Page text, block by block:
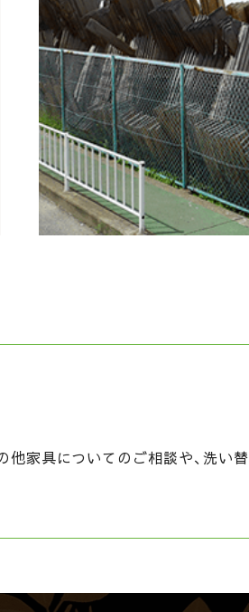
他家具についてのご相談や、洗い替